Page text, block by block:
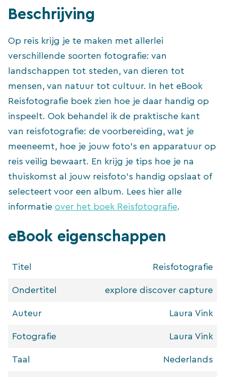
Beschrijving
Op reis krijg je te maken met allerlei
verschillende soorten fotografie: van
landschappen tot steden, van dieren tot
mensen, van natuur tot cultuur. In het eBook
Reisfotografie boek zien hoe je daar handig op
inspeelt. Ook behandel ik de praktische kant
van reisfotografie: de voorbereiding, wat je
meeneemt, hoe je jouw foto’s en apparatuur op
reis veilig bewaart. En krijg je tips hoe je na
thuiskomst al jouw reisfoto’s handig opslaat of
selecteert voor een album. Lees hier alle
informatie over het boek Reisfotografie.
eBook eigenschappen
Titel Reisfotografie
Ondertitel explore discover capture
Auteur Laura Vink
Fotografie Laura Vink
Taal Nederlands